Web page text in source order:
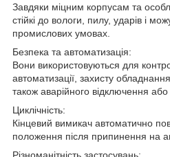
Завдяки міцним корпусам та
стійкі до вологи, пилу, ударів і
промислових умовах.
Безпека та автоматизація:
Вони використовуються для
автоматизації, захисту
також аварійного відключення
Циклічність:
Кінцевий вимикач автоматично
положення після припинення на
Різноманітність застосувань: